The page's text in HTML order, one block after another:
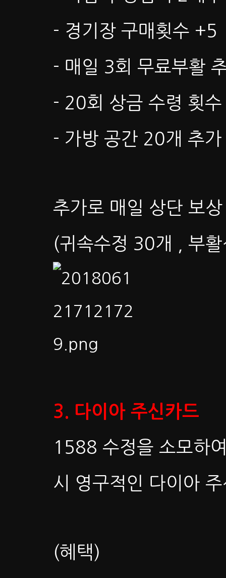
- 경기장 구매횟수 +5
- 매일 3회 무료부활
- 20회 상금 수령 횟수
- 가방 공간 20개 추
추가로 매일 상단 보
(귀속수정 30개 , 부
3. 다이아 주신카드
1588 수정을 소모하
시 영구적인 다이아
(혜택)